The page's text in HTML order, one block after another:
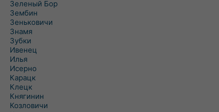
Зеленый Бор
Зембин
Зеньковичи
Знамя
Зубки
Ивенец
Илья
Исерно
Карацк
Клецк
Княгинин
Козловичи